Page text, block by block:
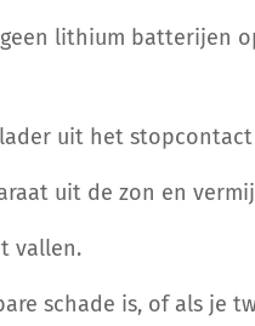
lithium batterijen
uit het
uit de zon en
vallen.
schade is, of als je